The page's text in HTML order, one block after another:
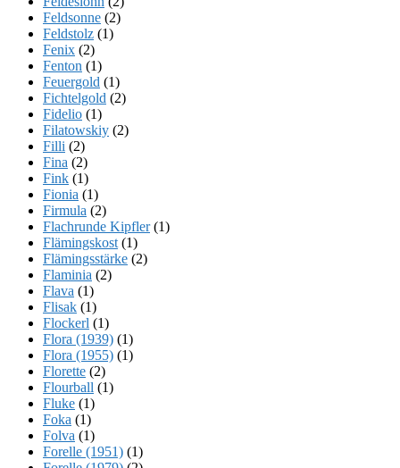
Feldsonne (2)
Feldstolz (1)
Fenix (2)
Fenton (1)
Feuergold (1)
Fichtelgold (2)
Fidelio (1)
Filatowskiy (2)
Filli (2)
Fina (2)
Fink (1)
Fionia (1)
Firmula (2)
Flachrunde Kipfler(1)
Flämingskost (1)
Flämingsstärke (2)
Flaminia (2)
Flava (1)
Flisak (1)
Flockerl (1)
Flora (1939) (1)
Flora (1955) (1)
Florette (2)
Flourball (1)
Fluke (1)
Foka (1)
Folva (1)
Forelle (1951) (1)